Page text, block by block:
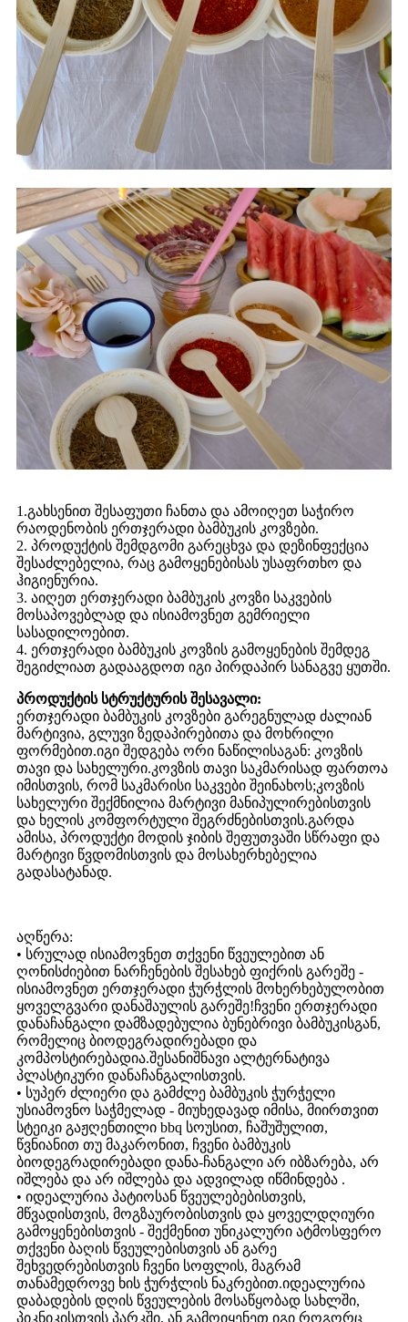
1.გახსენით შესაფუთი ჩანთა და ამოიღეთ საჭირო
რაოდენობის ერთჯერადი ბამბუკის კოვზები.
2. პროდუქტის შემდგომი გარეცხვა და დეზინფექცია
შესაძლებელია, რაც გამოყენებისას უსაფრთხო და
ჰიგიენურია.
3. აიღეთ ერთჯერადი ბამბუკის კოვზი საკვების
მოსაპოვებლად და ისიამოვნეთ გემრიელი
სასადილოებით.
4. ერთჯერადი ბამბუკის კოვზის გამოყენების შემდეგ
შეგიძლიათ გადააგდოთ იგი პირდაპირ სანაგვე ყუთში.
პროდუქტის სტრუქტურის შესავალი:
ერთჯერადი ბამბუკის კოვზები გარეგნულად ძალიან
მარტივია, გლუვი ზედაპირებითა და მოხრილი
ფორმებით.იგი შედგება ორი ნაწილისაგან: კოვზის
თავი და სახელური.კოვზის თავი საკმარისად ფართოა
იმისთვის, რომ საკმარისი საკვები შეინახოს;კოვზის
სახელური შექმნილია მარტივი მანიპულირებისთვის
და ხელის კომფორტული შეგრძნებისთვის.გარდა
ამისა, პროდუქტი მოდის ჯიბის შეფუთვაში სწრაფი და
მარტივი წვდომისთვის და მოსახერხებელია
გადასატანად.
აღწერა:
• სრულად ისიამოვნეთ თქვენი წვეულებით ან
ღონისძიებით ნარჩენების შესახებ ფიქრის გარეშე -
ისიამოვნეთ ერთჯერადი ჭურჭლის მოხერხებულობით
ყოველგვარი დანაშაულის გარეშე!ჩვენი ერთჯერადი
დანაჩანგალი დამზადებულია ბუნებრივი ბამბუკისგან,
რომელიც ბიოდეგრადირებადი და
კომპოსტირებადია.შესანიშნავი ალტერნატივა
პლასტიკური დანაჩანგალისთვის.
• სუპერ ძლიერი და გამძლე ბამბუკის ჭურჭელი
უსიამოვნო საჭმელად - მიუხედავად იმისა, მიირთვით
სტეიკი გაჟღენთილი bbq სოუსით, ჩაშუშულით,
წვნიანით თუ მაკარონით, ჩვენი ბამბუკის
ბიოდეგრადირებადი დანა-ჩანგალი არ იბზარება, არ
იშლება და არ იშლება და ადვილად იწმინდება .
• იდეალურია პატიოსან წვეულებებისთვის,
მწვადისთვის, მოგზაურობისთვის და ყოველდღიური
გამოყენებისთვის - შექმენით უნიკალური ატმოსფერო
თქვენი ბაღის წვეულებისთვის ან გარე
შეხვედრებისთვის ჩვენი სოფლის, მაგრამ
თანამედროვე ხის ჭურჭლის ნაკრებით.იდეალურია
დაბადების დღის წვეულების მოსაწყობად სახლში,
პიკნიკისთვის პარკში, ან გამოიყენეთ იგი როგორც